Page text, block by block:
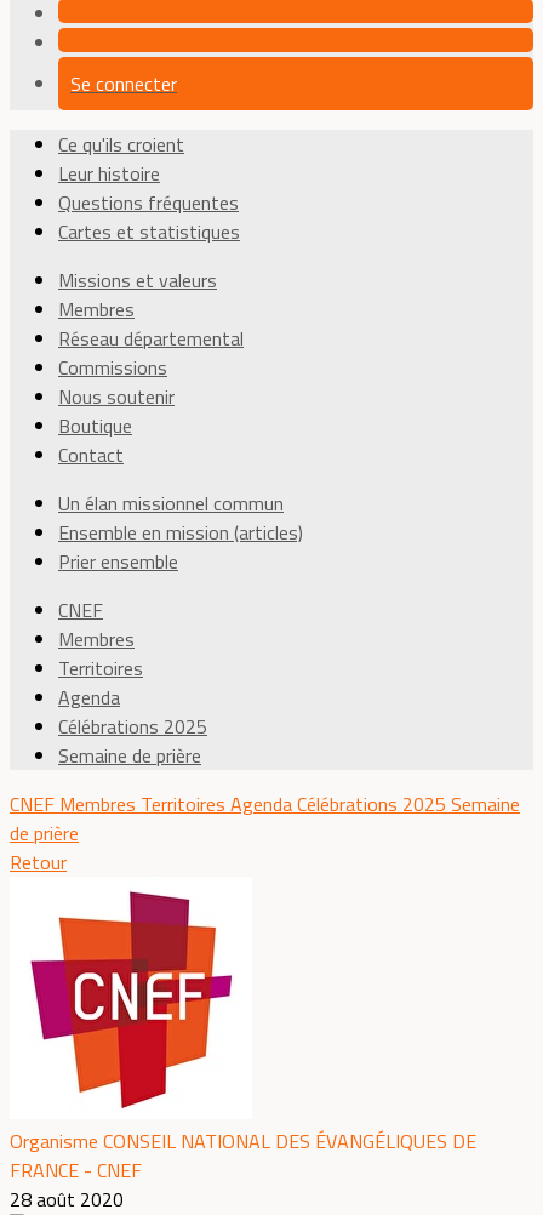
Se connecter
Ce qu'ils croient
Leur histoire
Questions fréquentes
Cartes et statistiques
Missions et valeurs
Membres
Réseau départemental
Commissions
Nous soutenir
Boutique
Contact
Un élan missionnel commun
Ensemble en mission (articles)
Prier ensemble
CNEF
Membres
Territoires
Agenda
Célébrations 2025
Semaine de prière
CNEF Membres Territoires AgendaCélébrations 2025 Semaine
de prière
Retour
Organisme CONSEIL NATIONAL DES ÉVANGÉLIQUES DE
FRANCE - CNEF
28 août 2020